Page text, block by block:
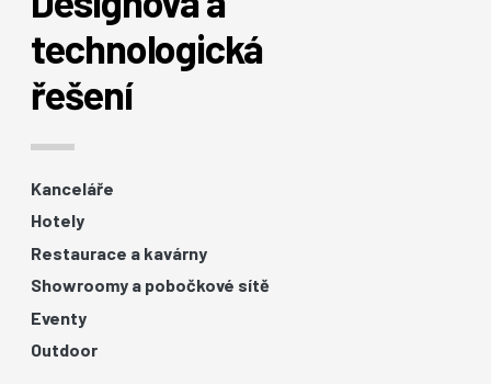
technologická
řešení
Kanceláře
Hotely
Restaurace a kavárny
Showroomy a pobočkové sítě
Eventy
Outdoor